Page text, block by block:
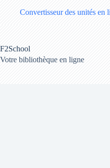
Convertisseur des unités en
F2School
Votre bibliothèque en ligne